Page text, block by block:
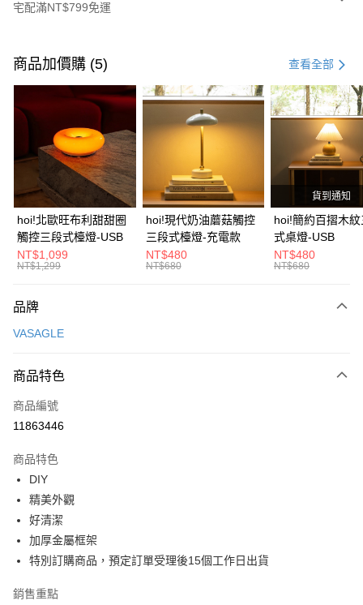
宅配滿NT$799免運
信用卡一次付款
信用卡分期付款
3 期 0 利率 每期 21家銀行
合作金庫商業銀行
第一商業銀行
華南商業銀行
彰化商業銀行
上海商業儲蓄銀行
台北富邦商業銀行
國泰世華商業銀行
兆豐國際商業銀行
臺灣中小企業銀行
台中商業銀行
匯豐（台灣）商業銀行
華泰商業銀行
聯邦商業銀行
遠東國際商業銀行
元大商業銀行
台灣樂天信用卡公司
6 期 0 利率 每期NT$333 21家銀行
合作金庫商業銀行
第一商業銀行
華南商業銀行
彰化商業銀行
上海商業儲蓄銀行
台北富邦商業銀行
國泰世華商業銀行
兆豐國際商業銀行
臺灣中小企業銀行
台中商業銀行
匯豐（台灣）商業銀行
聯邦商業銀行
玉山商業銀行
台灣樂天信用卡公司
LINE Pay
Apple Pay
街口支付
AFTEE先享後付
【關於「AFTEE先享後付」】
AFTEE先享後付是「在收到商品之後才付款」的支付方式。 讓您購物簡單
便利好安心！
３．安心：先確認商品／服務後，再付款。
【「AFTEE先享後付」結帳流程】
結帳頁面，進行簡訊認證並確認金額後，即可完成結帳。
３．收到繳費通知簡訊後14天內，點擊此簡訊中的連結，可透過四大超商／
ATM／網路銀行／等多元方式進行付款，方視為交易完成。
購買商品的店家。未經商家同意取消之訂單仍視為有效，需透過AFTEE先享
後付繳納相關費用。
※ 交易是否成功請以「AFTEE先享後付 」之結帳頁面顯示為準，若有關於
是否繳費成功／繳費後需取消欲退款等相關疑問，請聯繫「AFTEE先享後付
客戶支援中心」https://netprotections.freshdesk.com/support/home
【注意事項】
每筆NT$99，滿NT$799(含以上)免運費
商品加價購 (5) 查看全部
hoi!北歐旺布利甜甜圈
觸控三段式檯燈-USB
NT$1,099
NT$1,299
hoi!現代奶油蘑菇觸控
三段式檯燈-充電款
NT$480
NT$680
貨到通知
hoi!簡約百摺木
式桌燈-USB
NT$480
NT$680
品牌
VASAGLE
商品特色
商品編號
11863446
商品特色
DIY
精美外觀
好清潔
加厚金屬框架
特別訂購商品，預定訂單受理後15個工作日出貨
銷售重點